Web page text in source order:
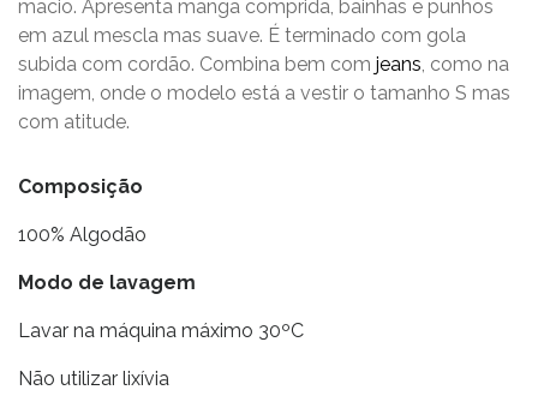
macio. Apresenta manga comprida, bainhas e punhos
em azul mescla mas suave. É terminado com gola
subida com cordão. Combina bem com jeans, como na
imagem, onde o modelo está a vestir o tamanho S mas
com atitude.
Composição
100% Algodão
Modo de lavagem
Lavar na máquina máximo 30ºC
Não utilizar lixívia